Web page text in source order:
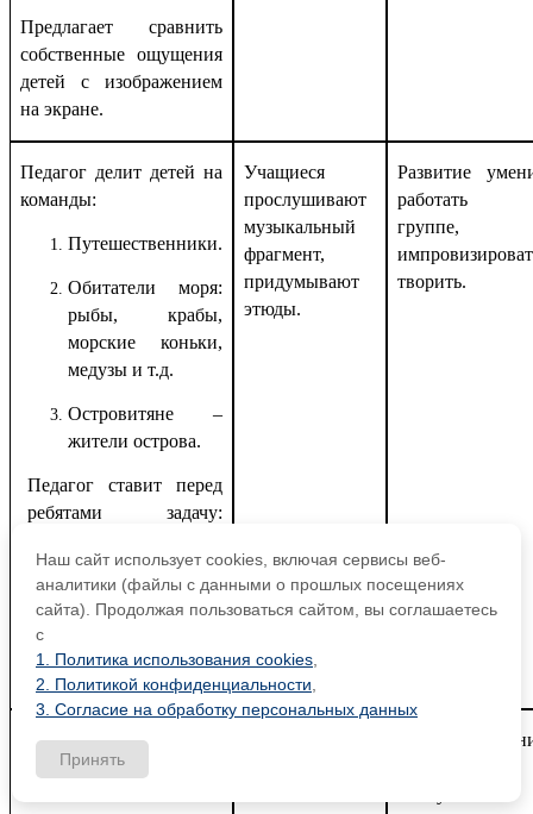
Предлагает сравнить
собственные ощущения
детей с изображением
на экране.
Педагог делит детей на
команды:
Путешественники.
Обитатели моря:
рыбы, крабы,
морские коньки,
медузы и т.д.
Островитяне –
жители острова.
Педагог ставит перед
ребятами задачу:
этюд в предлагаемых
образах:
путешественников,
островитян, обитателей
моря.
Учащиеся
прослушивают
музыкальный
фрагмент,
придумывают
этюды.
Развитие
работать
группе,
творить.
Педагог предлагает
показать этюды.
Развитие
Наш сайт использует cookies, включая сервисы веб-
аналитики (файлы с данными о прошлых посещениях
сайта). Продолжая пользоваться сайтом, вы соглашаетесь
с
1. Политика использования cookies
2. Политикой конфиденциальности
3. Согласие на обработку персональных данных
Принять